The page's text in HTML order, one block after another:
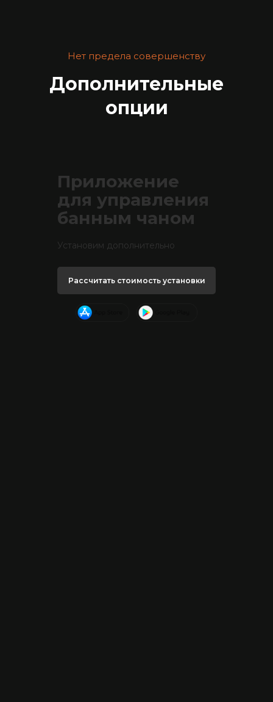
Дополнительные
опции
Нет предела совершенству
Установим дополнительно
Приложение
для управления
банным чаном
Рассчитать стоимость установки